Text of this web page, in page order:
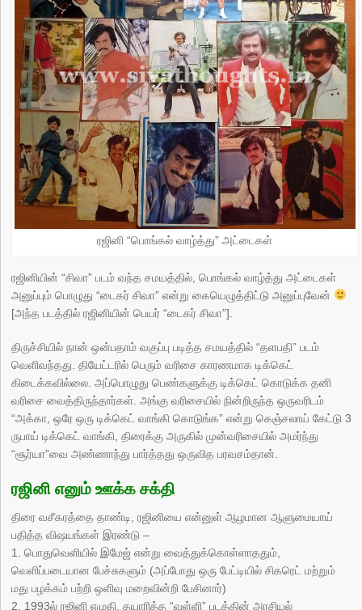
ரஜினி “பொங்கல் வாழ்த்து” அட்டைகள்
ரஜினியின் “சிவா” படம் வந்த சமயத்தில், பொங்கல் வாழ்த்து அட்டைகள்
அனுப்பும் பொழுது “டைகர் சிவா” என்று கையெழுத்திட்டு அனுப்புவேன்
[அந்த படத்தில் ரஜினியின் பெயர் “டைகர் சிவா”].
திருச்சியில் நான் ஒன்பதாம் வகுப்பு படித்த சமயத்தில் “தளபதி” படம்
வெளிவந்தது. தியேட்டரில் பெரும் வரிசை காரணமாக டிக்கெட்
கிடைக்கவில்லை. அப்பொழுது பெண்களுக்கு டிக்கெட் கொடுக்க தனி
வரிசை வைத்திருந்தார்கள். அங்கு வரிசையில் நின்றிருந்த ஒருவரிடம்
“அக்கா, ஒரே ஒரு டிக்கெட் வாங்கி கொடுங்க” என்று கெஞ்சலாய் கேட்டு 3
ருபாய் டிக்கெட் வாங்கி, திரைக்கு அருகில் முன்வரிசையில் அமர்ந்து
“சூர்யா”வை அண்ணாந்து பார்த்தது ஒருவித பரவசம்தான்.
ரஜினி எனும் ஊக்க சக்தி
திரை வசீகரத்தை தாண்டி, ரஜினியை என்னுள் ஆழமான ஆளுமையாய்
பதித்த விஷயங்கள் இரண்டு –
1. பொதுவெளியில் இமேஜ் என்று வைத்துக்கொள்ளாததும்,
வெளிப்படையான பேச்சுகளும் (அப்போது ஒரு பேட்டியில் சிகரெட் மற்றும்
மது பழக்கம் பற்றி ஒளிவு மறைவின்றி பேசினார்)
2. 1993ல் ரஜினி எழுதி, தயாரித்த “வள்ளி” படத்தின் அரசியல்